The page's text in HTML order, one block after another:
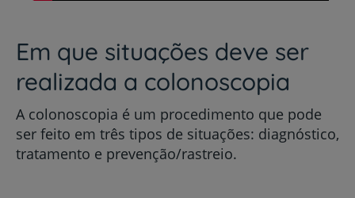
Em que situações deve ser
realizada a colonoscopia
A colonoscopia é um procedimento que pode
ser feito em três tipos de situações: diagnóstico,
tratamento e prevenção/rastreio.